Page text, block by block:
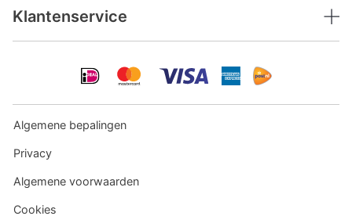
Klantenservice
Algemene bepalingen
Privacy
Algemene voorwaarden
Cookies